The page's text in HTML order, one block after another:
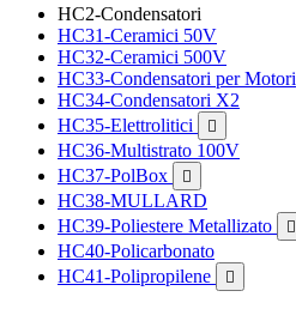
HC2-Condensatori
HC31-Ceramici 50V
HC32-Ceramici 500V
HC33-Condensatori per Motori
HC34-Condensatori X2
HC35-Elettrolitici

HC36-Multistrato 100V
HC37-PolBox

HC38-MULLARD
HC39-Poliestere Metallizato

HC40-Policarbonato
HC41-Polipropilene
